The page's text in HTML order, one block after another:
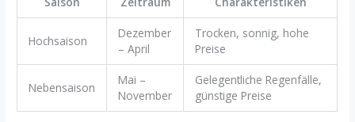
Hochsaison
Dezember
– April
Trocken, sonnig, hohe
Preise
Nebensaison
Mai –
November
Gelegentliche Regenfälle,
günstige Preise